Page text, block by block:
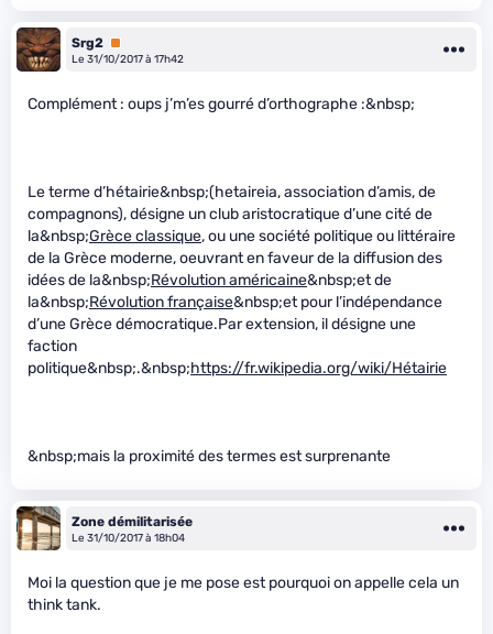
Srg2 Premium
Le 31/10/2017 à 17h42
Complément : oups j’m’es gourré d’orthographe :&nbsp;
Le terme d’hétairie&nbsp;(hetaireia, association d’amis, de
compagnons), désigne un club aristocratique d’une cité de
la&nbsp;Grèce classique, ou une société politique ou littéraire
de la Grèce moderne, oeuvrant en faveur de la diffusion des
idées de la&nbsp;Révolution américaine&nbsp;et de
la&nbsp;Révolution française&nbsp;et pour l’indépendance
d’une Grèce démocratique.Par extension, il désigne une
faction
politique&nbsp;.&nbsp;https://fr.wikipedia.org/wiki/Hétairie
&nbsp;mais la proximité des termes est surprenante
Zone démilitarisée
Le 31/10/2017 à 18h04
Moi la question que je me pose est pourquoi on appelle cela un
think tank.